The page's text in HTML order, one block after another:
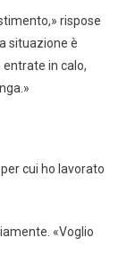
rispose
situazione è
in calo,
cui ho lavorato
«Voglio